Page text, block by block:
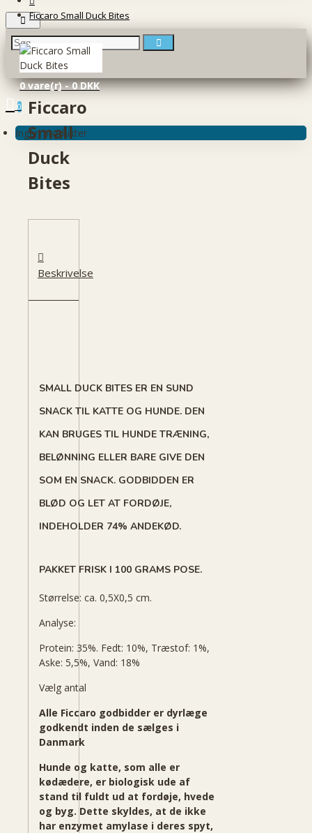
0 vare(r) - 0 DKK
0
Ingen produkter
Ficcaro Small Duck Bites
Ficcaro
Small
Duck
Bites
Beskrivelse
SMALL DUCK BITES ER EN SUND
SNACK TIL KATTE OG HUNDE. DEN
KAN BRUGES TIL HUNDE TRÆNING,
BELØNNING ELLER BARE GIVE DEN
SOM EN SNACK. GODBIDDEN ER
BLØD OG LET AT FORDØJE,
INDEHOLDER 74% ANDEKØD.
PAKKET FRISK I 100 GRAMS POSE.
Størrelse: ca. 0,5X0,5 cm.
Analyse:
Protein: 35%. Fedt: 10%, Træstof: 1%,
Aske: 5,5%, Vand: 18%
Vælg antal
Alle Ficcaro godbidder er dyrlæge
godkendt inden de sælges i
Danmark
Hunde og katte, som alle er
kødædere, er biologisk ude af
stand til fuldt ud at fordøje, hvede
og byg. Dette skyldes, at de ikke
har enzymet amylase i deres spyt,